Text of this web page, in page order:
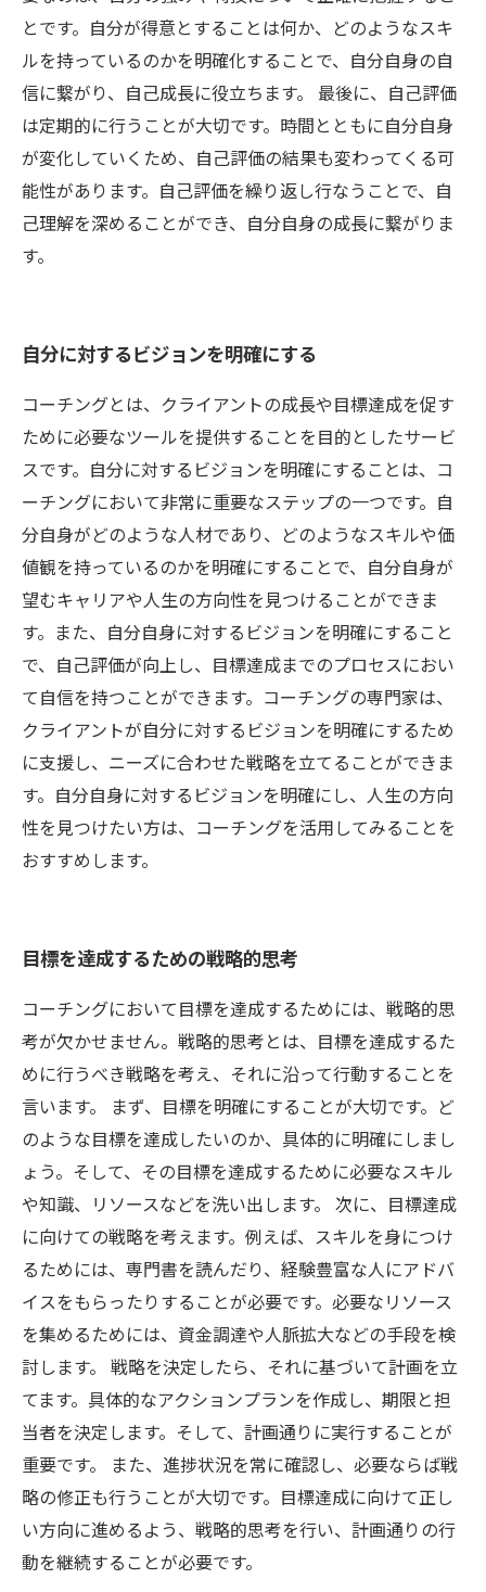
とです。自分が得意とすることは何か、どのようなスキ
ルを持っているのかを明確化することで、自分自身の自
信に繋がり、自己成長に役立ちます。 最後に、自己評価
は定期的に行うことが大切です。時間とともに自分自身
が変化していくため、自己評価の結果も変わってくる可
能性があります。自己評価を繰り返し行なうことで、自
己理解を深めることができ、自分自身の成長に繋がりま
す。
自分に対するビジョンを明確にする
コーチングとは、クライアントの成長や目標達成を促す
ために必要なツールを提供することを目的としたサービ
スです。自分に対するビジョンを明確にすることは、コ
ーチングにおいて非常に重要なステップの一つです。自
分自身がどのような人材であり、どのようなスキルや価
値観を持っているのかを明確にすることで、自分自身が
望むキャリアや人生の方向性を見つけることができま
す。また、自分自身に対するビジョンを明確にすること
で、自己評価が向上し、目標達成までのプロセスにおい
て自信を持つことができます。コーチングの専門家は、
クライアントが自分に対するビジョンを明確にするため
に支援し、ニーズに合わせた戦略を立てることができま
す。自分自身に対するビジョンを明確にし、人生の方向
性を見つけたい方は、コーチングを活用してみることを
おすすめします。
目標を達成するための戦略的思考
コーチングにおいて目標を達成するためには、戦略的思
考が欠かせません。戦略的思考とは、目標を達成するた
めに行うべき戦略を考え、それに沿って行動することを
言います。 まず、目標を明確にすることが大切です。ど
のような目標を達成したいのか、具体的に明確にしまし
ょう。そして、その目標を達成するために必要なスキル
や知識、リソースなどを洗い出します。 次に、目標達成
に向けての戦略を考えます。例えば、スキルを身につけ
るためには、専門書を読んだり、経験豊富な人にアドバ
イスをもらったりすることが必要です。必要なリソース
を集めるためには、資金調達や人脈拡大などの手段を検
討します。 戦略を決定したら、それに基づいて計画を立
てます。具体的なアクションプランを作成し、期限と担
当者を決定します。そして、計画通りに実行することが
重要です。 また、進捗状況を常に確認し、必要ならば戦
略の修正も行うことが大切です。目標達成に向けて正し
い方向に進めるよう、戦略的思考を行い、計画通りの行
動を継続することが必要です。